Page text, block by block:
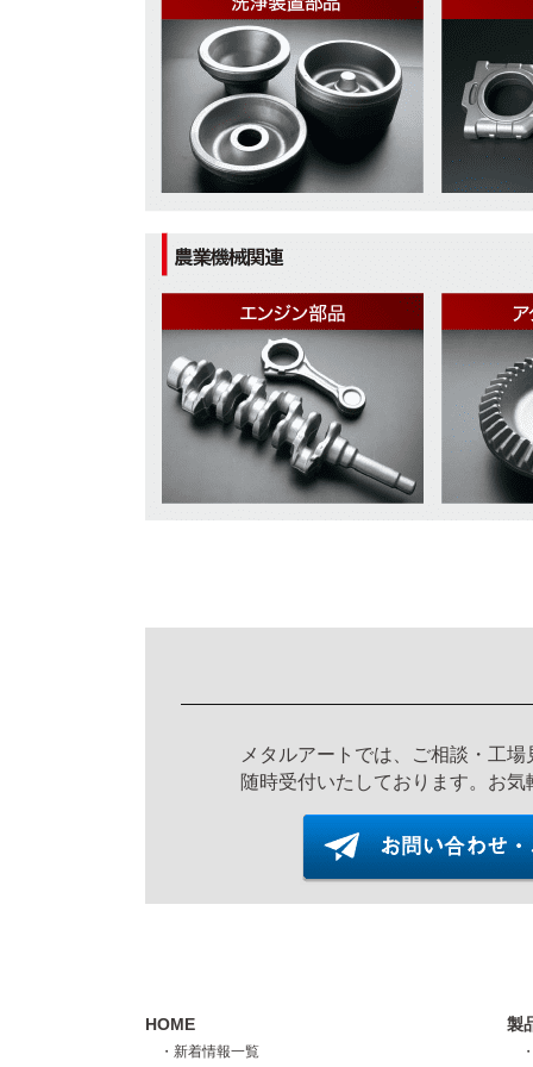
メタルアートでは、ご相談・工
随時受付いたしております。お
HOME
・新着情報一覧
製